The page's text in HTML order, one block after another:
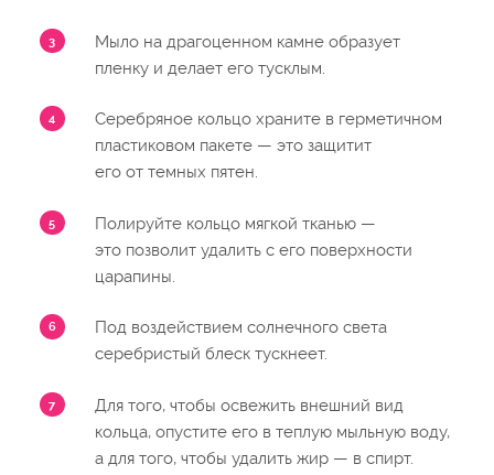
Мыло на драгоценном камне образует
пленку и делает его тусклым.
Серебряное кольцо храните в герметичном
пластиковом пакете — это защитит
его от темных пятен.
Полируйте кольцо мягкой тканью —
это позволит удалить с его поверхности
царапины.
Под воздействием солнечного света
серебристый блеск тускнеет.
Для того, чтобы освежить внешний вид
кольца, опустите его в теплую мыльную воду,
а для того, чтобы удалить жир — в спирт.